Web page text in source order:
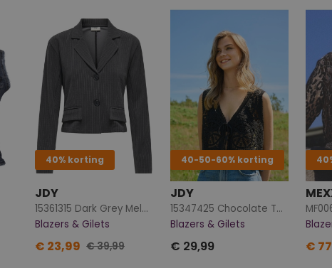
40% korting
JDY
15361315 Dark Grey Melange/W. BLACK POMPOM
Blazers & Gilets
€ 23,99 € 39,99
40-50-60% korting
JDY
15347425 Chocolate Torte
Blazers & Gilets
€ 29,99 €